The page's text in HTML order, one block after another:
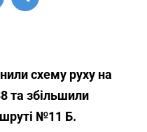
схему руху на
та збільшили
№11 Б.